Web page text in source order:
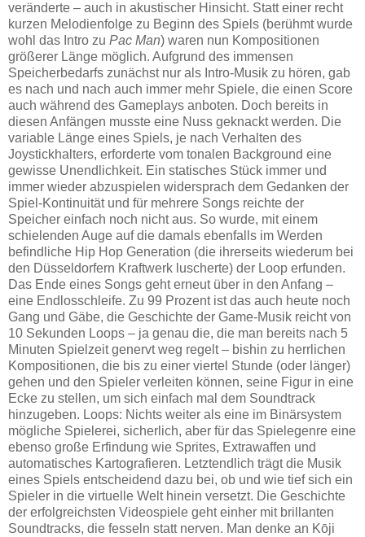
veränderte – auch in akustischer Hinsicht. Statt einer recht
kurzen Melodienfolge zu Beginn des Spiels (berühmt wurde
wohl das Intro zu Pac Man) waren nun Kompositionen
größerer Länge möglich. Aufgrund des immensen
Speicherbedarfs zunächst nur als Intro-Musik zu hören, gab
es nach und nach auch immer mehr Spiele, die einen Score
auch während des Gameplays anboten. Doch bereits in
diesen Anfängen musste eine Nuss geknackt werden. Die
variable Länge eines Spiels, je nach Verhalten des
Joystickhalters, erforderte vom tonalen Background eine
gewisse Unendlichkeit. Ein statisches Stück immer und
immer wieder abzuspielen widersprach dem Gedanken der
Spiel-Kontinuität und für mehrere Songs reichte der
Speicher einfach noch nicht aus. So wurde, mit einem
schielenden Auge auf die damals ebenfalls im Werden
befindliche Hip Hop Generation (die ihrerseits wiederum bei
den Düsseldorfern Kraftwerk luscherte) der Loop erfunden.
Das Ende eines Songs geht erneut über in den Anfang –
eine Endlosschleife. Zu 99 Prozent ist das auch heute noch
Gang und Gäbe, die Geschichte der Game-Musik reicht von
10 Sekunden Loops – ja genau die, die man bereits nach 5
Minuten Spielzeit genervt weg regelt – bishin zu herrlichen
Kompositionen, die bis zu einer viertel Stunde (oder länger)
gehen und den Spieler verleiten können, seine Figur in eine
Ecke zu stellen, um sich einfach mal dem Soundtrack
hinzugeben. Loops: Nichts weiter als eine im Binärsystem
mögliche Spielerei, sicherlich, aber für das Spielegenre eine
ebenso große Erfindung wie Sprites, Extrawaffen und
automatisches Kartografieren. Letztendlich trägt die Musik
eines Spiels entscheidend dazu bei, ob und wie tief sich ein
Spieler in die virtuelle Welt hinein versetzt. Die Geschichte
der erfolgreichsten Videospiele geht einher mit brillanten
Soundtracks, die fesseln statt nerven. Man denke an Kōji